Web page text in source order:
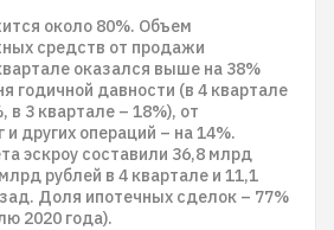
около 80%. Объем
средств от продажи
оказался выше на 38%
годичной давности (в 4 квартале
в 3 квартале – 18%), от
и других операций – на 14%.
эскроу составили 36,8 млрд
рублей в 4 квартале и 11,1
Доля ипотечных сделок – 77%
2020 года).